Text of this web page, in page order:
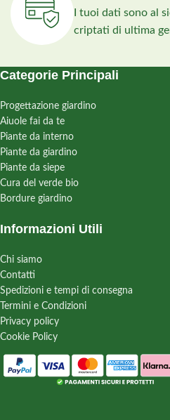
I tuoi dati sono al
criptati di ultima
Categorie Principali
Progettazione giardino
Aiuole fai da te
Piante da interno
Piante da giardino
Piante da siepe
Cura del verde bio
Bordure giardino
Informazioni Utili
Chi siamo
Contatti
Spedizioni e tempi di consegna
Termini e Condizioni
Privacy policy
Cookie Policy